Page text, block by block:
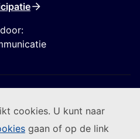
cookies. U kunt naar
gaan of op de link